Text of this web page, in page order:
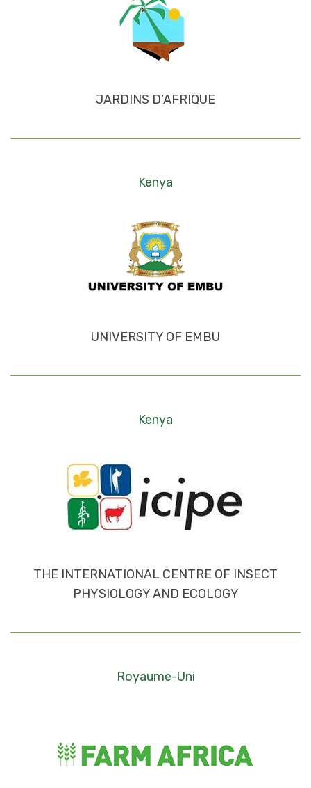
JARDINS D’AFRIQUE
Kenya
UNIVERSITY OF EMBU
Kenya
THE INTERNATIONAL CENTRE OF INSECT
PHYSIOLOGY AND ECOLOGY
Royaume-Uni